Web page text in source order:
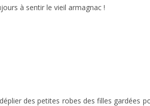
à sentir le vieil armagnac !
des petites robes des filles gardées